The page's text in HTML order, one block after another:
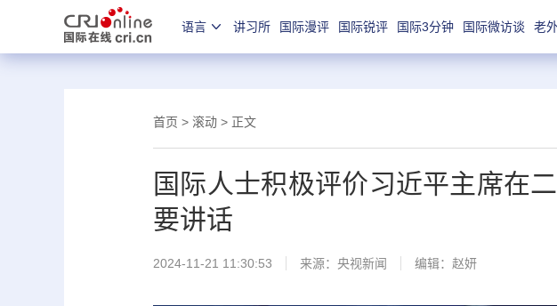
语言 讲习所 国际漫评 国际锐评 国际3分钟 国际微访谈 老
首页 > 滚动 > 正文
国际人士积极评价习近平主席在
要讲话
2024-11-21 11:30:53 来源： 央视新闻 编辑：赵妍